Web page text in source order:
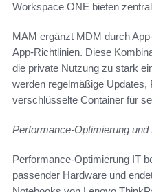
Workspace ONE bieten
MAM ergänzt MDM durch
App-Richtlinien. Diese
die private Nutzung zu stark
werden regelmäßige Updates,
verschlüsselte Container für
Performance-Optimierung
Performance-Optimierung IT
passender Hardware und